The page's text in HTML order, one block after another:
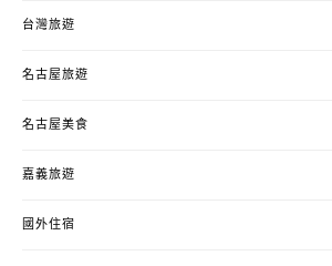
台灣旅遊
名古屋旅遊
名古屋美食
嘉義旅遊
國外住宿